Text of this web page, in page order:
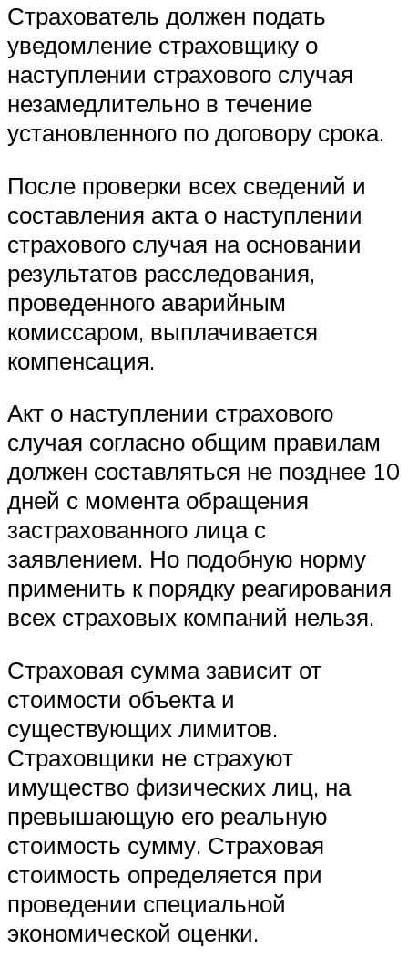
Страхователь должен подать
уведомление страховщику о
наступлении страхового случая
незамедлительно в течение
установленного по договору срока.
После проверки всех сведений и
составления акта о наступлении
страхового случая на основании
результатов расследования,
проведенного аварийным
комиссаром, выплачивается
компенсация.
Акт о наступлении страхового
случая согласно общим правилам
должен составляться не позднее 10
дней с момента обращения
застрахованного лица с
заявлением. Но подобную норму
применить к порядку реагирования
всех страховых компаний нельзя.
Страховая сумма зависит от
стоимости объекта и
существующих лимитов.
Страховщики не страхуют
имущество физических лиц, на
превышающую его реальную
стоимость сумму. Страховая
стоимость определяется при
проведении специальной
экономической оценки.